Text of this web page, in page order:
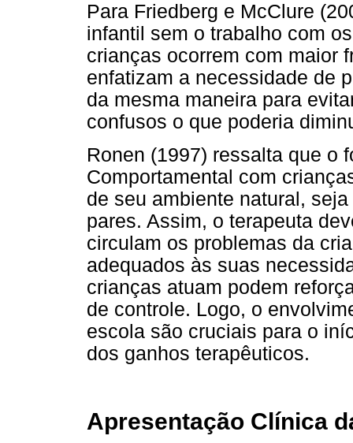
Para Friedberg e McClure
infantil sem o trabalho com
crianças ocorrem com maior
enfatizam a necessidade de
da mesma maneira para
confusos o que poderia
Ronen (1997) ressalta que o
Comportamental com
de seu ambiente natural,
pares. Assim, o terapeuta
circulam os problemas da
adequados às suas
crianças atuam podem
de controle. Logo, o
escola são cruciais para o
dos ganhos terapêuticos.
Apresentação Clínica